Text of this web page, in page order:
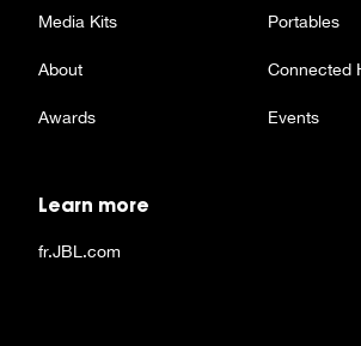
Media Kits
About
Awards
Portables
Connected
Events
Learn more
fr.JBL.com